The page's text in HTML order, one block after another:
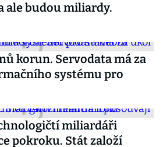
ale budou miliardy.
korun. Servodata má za
miliardáři
pokroku. Stát založí